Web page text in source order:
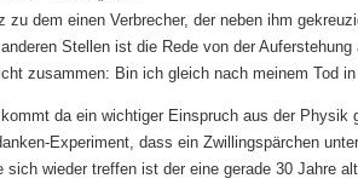
zu dem einen Verbrecher, der neben ihm
Stellen ist die Rede von der
zusammen: Bin ich gleich nach meinem Tod
kommt da ein wichtiger Einspruch aus der
Experiment, dass ein Zwillingspärchen
sich wieder treffen ist der eine gerade 30 Jahre